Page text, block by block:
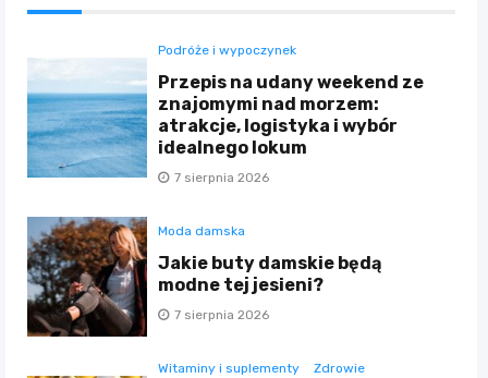
Podróże i wypoczynek
Przepis na udany weekend ze
znajomymi nad morzem:
atrakcje, logistyka i wybór
idealnego lokum
7 sierpnia 2026
Moda damska
Jakie buty damskie będą
modne tej jesieni?
7 sierpnia 2026
Witaminy i suplementy Zdrowie